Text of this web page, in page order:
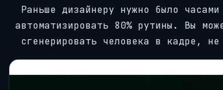
Раньше дизайнеру нужно было
автоматизировать 80% рутины. Вы
сгенерировать человека в кадре,